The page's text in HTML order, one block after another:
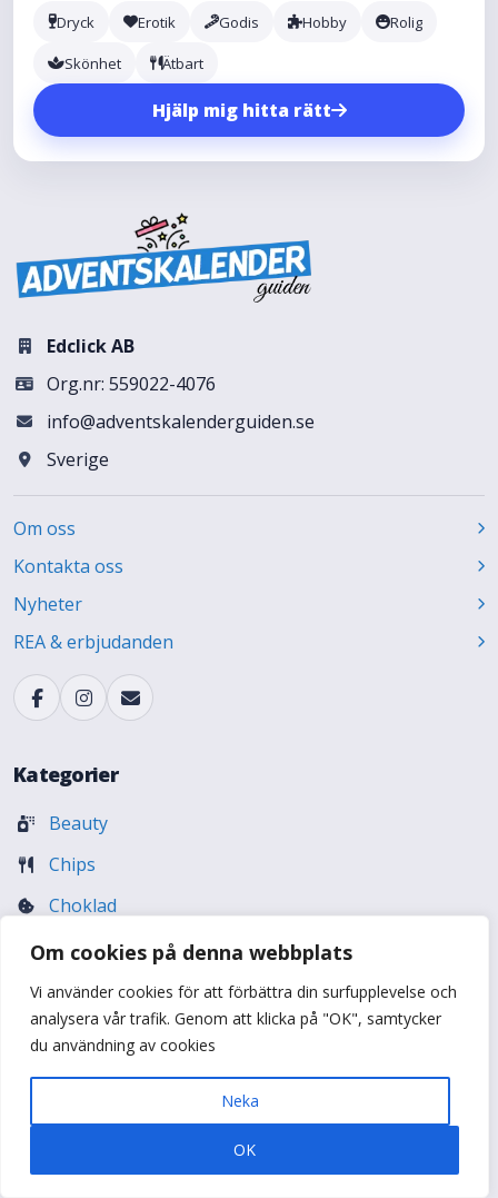
Om cookies på denna webbplats
Vi använder cookies för att förbättra din surfupplevelse och
analysera vår trafik. Genom att klicka på "OK", samtycker
du användning av cookies
Neka
OK
Dryck Erotik Godis Hobby Rolig
Skönhet Ätbart
Hjälp mig hitta rätt
Edclick AB
Org.nr: 559022-4076
info@adventskalenderguiden.se
Sverige
Om oss
Kontakta oss
Nyheter
REA & erbjudanden
Kategorier
Beauty
Chips
Choklad
Dryck
Erotik (18+)
Fiske